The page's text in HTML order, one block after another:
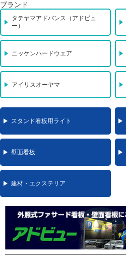
ブランド
タテヤマアドバンス（アドビュ
ー）
ニッケンハードウエア
アイリスオーヤマ
スタンド看板用ライト
壁面看板
建材・エクステリア